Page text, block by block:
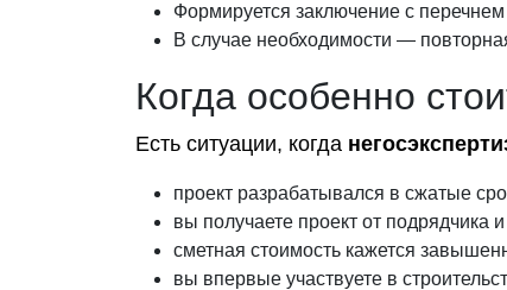
Формируется заключение с
В случае необходимости —
Когда особенно
Есть ситуации, когда
проект разрабатывался в сжатые
вы получаете проект от подрядчика
сметная стоимость кажется
вы впервые участвуете в